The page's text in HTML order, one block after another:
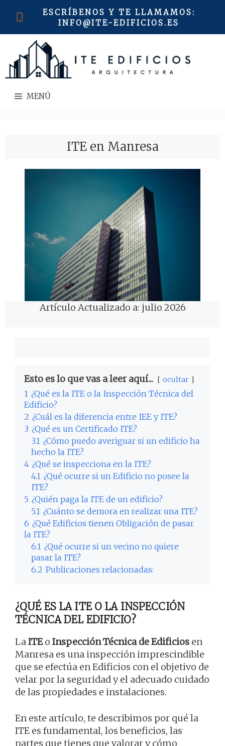
ESCRÍBENOS Y TE LLAMAMOS:
INFO@ITE-EDIFICIOS.ES
MENÚ
ITE en Manresa
Artículo Actualizado a: julio 2026
Esto es lo que vas a leer aquí... ocultar
1 ¿Qué es la ITE o la Inspección Técnica del
Edificio?
2 ¿Cuál es la diferencia entre IEE y ITE?
3 ¿Qué es un Certificado ITE?
3.1 ¿Cómo puedo averiguar si un edificio ha
hecho la ITE?
4 ¿Qué se inspecciona en la ITE?
4.1 ¿Qué ocurre si un Edificio no posee la
ITE?
5 ¿Quién paga la ITE de un edificio?
5.1 ¿Cuánto se demora en realizar una ITE?
6 ¿Qué Edificios tienen Obligación de pasar
la ITE?
6.1 ¿Qué ocurre si un vecino no quiere
pasar la ITE?
6.2 Publicaciones relacionadas:
¿QUÉ ES LA ITE O LA INSPECCIÓN
TÉCNICA DEL EDIFICIO?
La ITEo Inspección Técnica de Edificios en
Manresa es una inspección imprescindible
que se efectúa en Edificios con el objetivo de
velar por la seguridad y el adecuado cuidado
de las propiedades e instalaciones.
En este artículo, te describimos por qué la
ITE es fundamental, los beneficios, las
partes que tienes que valorar y cómo